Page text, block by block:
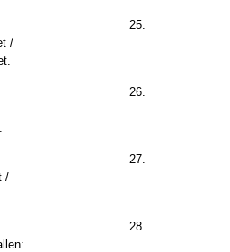
25.
/
26.
27.
/
28.